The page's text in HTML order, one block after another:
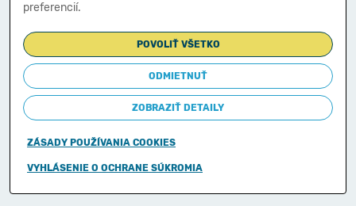
preferencií.
POVOLIŤ VŠETKO
ODMIETNUŤ
ZOBRAZIŤ DETAILY
ZÁSADY POUŽÍVANIA COOKIES
VYHLÁSENIE O OCHRANE SÚKROMIA
Copyright © 2011-2026